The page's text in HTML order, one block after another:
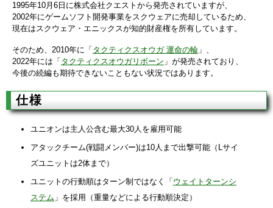
1995年10月6日に株式会社クエストから発売されていますが、
2002年にゲームソフト開発事業をスクウェアに売却しているため、
現在はスクウェア・エニックスが知的財産権を所有しています。
そのため、2010年に「 タクティクスオウガ 運命の輪 」、
2022年には「 タクティクスオウガリボーン 」が発売されており、
今後の続編も期待できないこともない状況ではあります。
仕様
ユニオンは主人公含む最大30人を雇用可能
アタックチーム(戦闘メンバー)は10人まで出撃可能（Lサイ
ズユニットは2体まで）
ユニットの行動順はターン制ではなく「 ウェイトターンシ
ステム 」を採用（重量などによる行動順決定）